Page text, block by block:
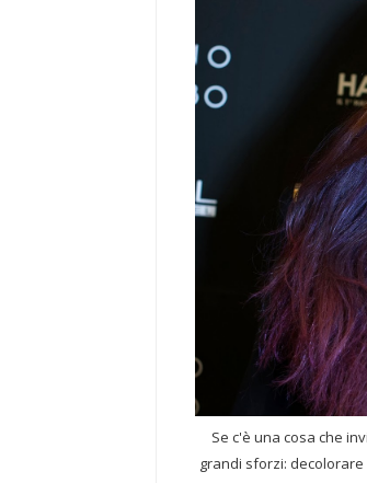
Se c'è una cosa che
grandi sforzi: